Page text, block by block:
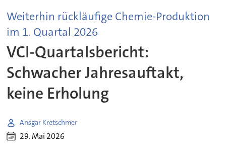
Weiterhin rückläufige Chemie-Produktion
im 1. Quartal 2026
VCI-Quartalsbericht:
Schwacher Jahresauftakt,
keine Erholung
Ansgar Kretschmer
29. Mai 2026